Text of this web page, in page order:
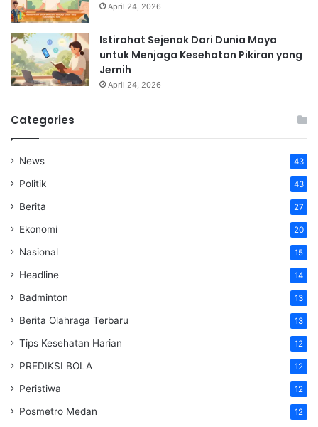
April 24, 2026
Istirahat Sejenak Dari Dunia Maya
untuk Menjaga Kesehatan Pikiran yang
Jernih
April 24, 2026
Categories
News 43
Politik 43
Berita 27
Ekonomi 20
Nasional 15
Headline 14
Badminton 13
Berita Olahraga Terbaru 13
Tips Kesehatan Harian 12
PREDIKSI BOLA 12
Peristiwa 12
Posmetro Medan 12